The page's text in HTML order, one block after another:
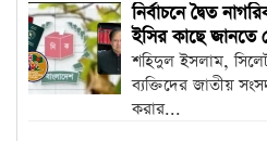
নির্বাচনে দ্বৈত
ইসির কাছে জানতে
শহিদুল ইসলাম,
ব্যক্তিদের জাতীয় সংসদ
করার...